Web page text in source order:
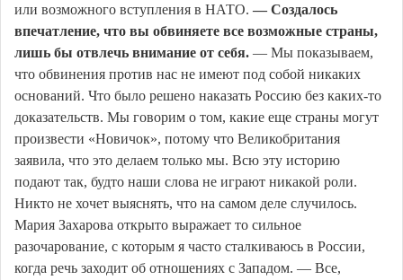
или возможного вступления в НАТО. — Создалось
впечатление, что вы обвиняете все возможные страны,
лишь бы отвлечь внимание от себя. — Мы показываем,
что обвинения против нас не имеют под собой никаких
оснований. Что было решено наказать Россию без каких-то
доказательств. Мы говорим о том, какие еще страны могут
произвести «Новичок», потому что Великобритания
заявила, что это делаем только мы. Всю эту историю
подают так, будто наши слова не играют никакой роли.
Никто не хочет выяснять, что на самом деле случилось.
Мария Захарова открыто выражает то сильное
разочарование, с которым я часто сталкиваюсь в России,
когда речь заходит об отношениях с Западом. — Все,